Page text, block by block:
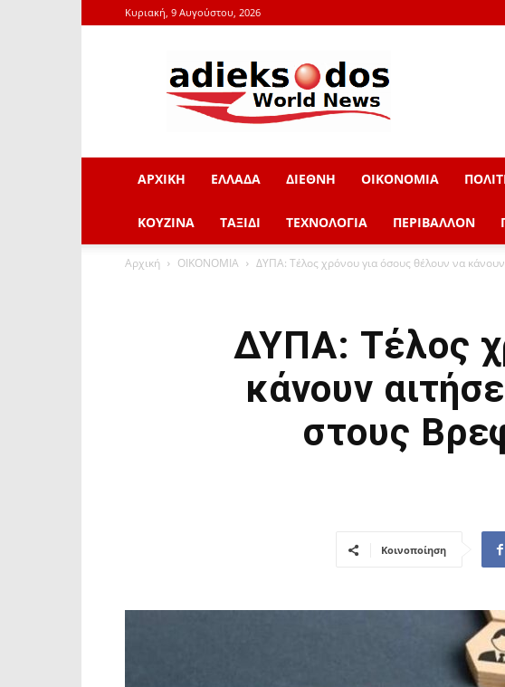
Κυριακή, 9 Αυγούστου, 2026
adieksodos.gr
ΑΡΧΙΚΗ ΕΛΛΑΔΑ ΔΙΕΘΝΗ ΟΙΚΟΝΟΜΙΑ
ΚΟΥΖΙΝΑ ΤΑΞΙΔΙ ΤΕΧΝΟΛΟΓΙΑ ΠΕΡΙΒΑΛΛΟΝ
Αρχική ΟΙΚΟΝΟΜΙΑ ΔΥΠΑ: Τέλος χρόνου για όσους θέλουν να κάνουν
ΔΥΠΑ: Τέλος
κάνουν
στους
Κοινοποίηση